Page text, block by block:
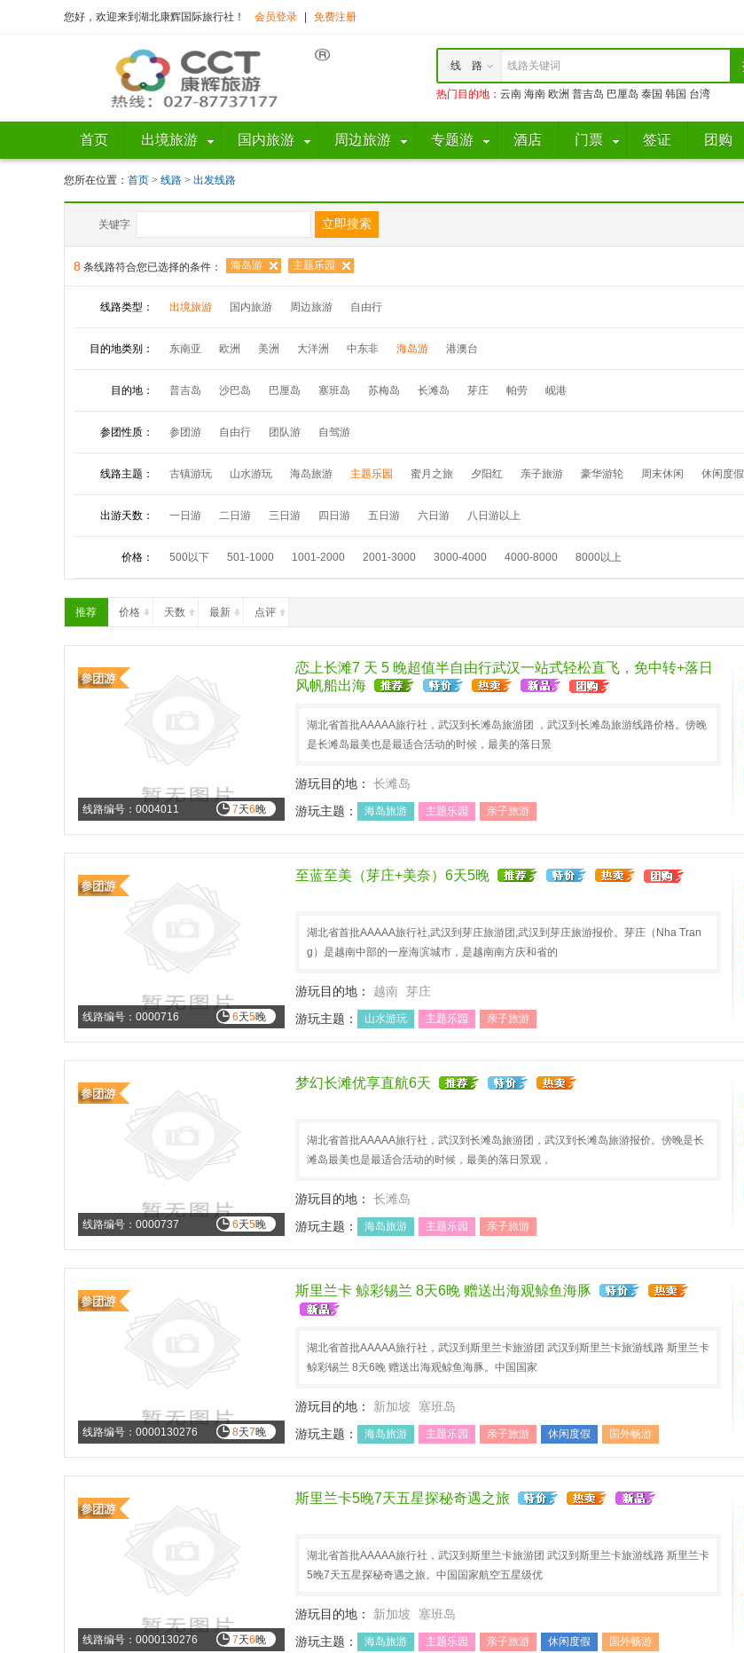
您好，欢迎来到湖北康辉国际旅行社！ 会员登录 免费注册
线路关键词
线 路
热门目的地 ： 云南 海南 欧洲 普吉岛 巴厘岛 泰国 韩国 台湾
首页 出境旅游 国内旅游 周边旅游 专题游 酒店 门票 签证 团购
您所在位置： 首页 > 线路 > 出发线路
关键字
8 条线路符合您已选择的条件： 海岛游 主题乐园
线路类型： 出境旅游 国内旅游 周边旅游 自由行
目的地类别： 东南亚 欧洲 美洲 大洋洲 中东非 海岛游 港澳台
目的地： 普吉岛 沙巴岛 巴厘岛 塞班岛 苏梅岛 长滩岛 芽庄 帕劳 岘港
参团性质： 参团游 自由行 团队游 自驾游
线路主题： 古镇游玩 山水游玩 海岛旅游 主题乐园 蜜月之旅 夕阳红 亲子旅游 豪华游轮 周末休闲 休闲度假
夏令营活动 祈福朝拜 中秋小假 国庆长假 温泉养生 春节旅游
出游天数： 一日游 二日游 三日游 四日游 五日游 六日游 八日游以上
价格： 500以下 501-1000 1001-2000 2001-3000 3000-4000 4000-8000 8000以上
推荐 价格 天数 最新 点评
7天6晚
线路编号：0004011
恋上长滩7 天 5 晚超值半自由行武汉一站式轻松直飞，免中转+落日
风帆船出海
湖北省首批AAAAA旅行社，武汉到长滩岛旅游团 ，武汉到长滩岛旅游线路价格。傍晚
是长滩岛最美也是最适合活动的时候，最美的落日景
游玩目的地： 长滩岛
游玩主题：
海岛旅游 主题乐园 亲子旅游
6天5晚
线路编号：0000716
至蓝至美（芽庄+美奈）6天5晚
湖北省首批AAAAA旅行社,武汉到芽庄旅游团,武汉到芽庄旅游报价。芽庄（Nha Tran
g）是越南中部的一座海滨城市，是越南南方庆和省的
游玩目的地： 越南 芽庄
游玩主题：
山水游玩 主题乐园 亲子旅游
6天5晚
线路编号：0000737
梦幻长滩优享直航6天
湖北省首批AAAAA旅行社，武汉到长滩岛旅游团，武汉到长滩岛旅游报价。傍晚是长
滩岛最美也是最适合活动的时候，最美的落日景观，
游玩目的地： 长滩岛
游玩主题：
海岛旅游 主题乐园 亲子旅游
8天7晚
线路编号：0000130276
斯里兰卡 鲸彩锡兰 8天6晚 赠送出海观鲸鱼海豚
湖北省首批AAAAA旅行社，武汉到斯里兰卡旅游团 武汉到斯里兰卡旅游线路 斯里兰卡
鲸彩锡兰 8天6晚 赠送出海观鲸鱼海豚。中国国家
游玩目的地： 新加坡
塞班岛
游玩主题：
海岛旅游 主题乐园 亲子旅游 休闲度假 国外畅游
7天6晚
线路编号：0000130276
斯里兰卡5晚7天五星探秘奇遇之旅
湖北省首批AAAAA旅行社，武汉到斯里兰卡旅游团 武汉到斯里兰卡旅游线路 斯里兰卡
5晚7天五星探秘奇遇之旅。中国国家航空五星级优
游玩目的地： 新加坡
塞班岛
游玩主题：
海岛旅游 主题乐园 亲子旅游 休闲度假 国外畅游